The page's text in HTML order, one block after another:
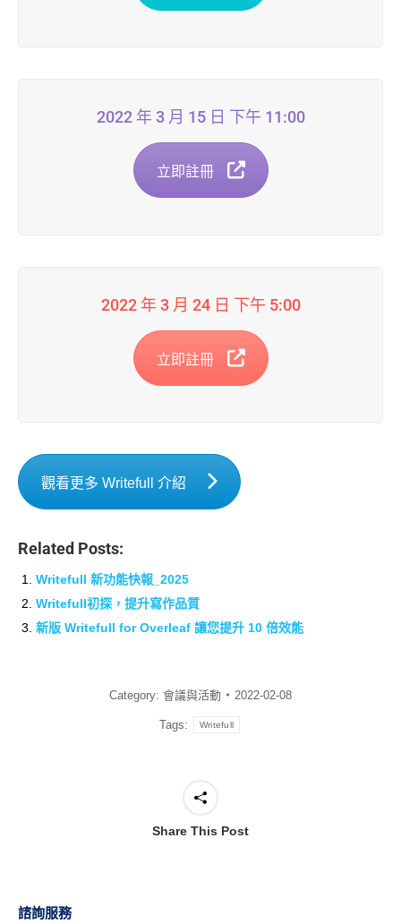
2022 年 3 月 15 日 下午 11:00
立即註冊
2022 年 3 月 24 日 下午 5:00
立即註冊
觀看更多 Writefull 介紹
Related Posts:
Writefull 新功能快報_2025
Writefull初探，提升寫作品質
新版 Writefull for Overleaf 讓您提升 10 倍效能
Category: 會議與活動 2022-02-08
Tags: Writefull
Share This Post
諮詢服務